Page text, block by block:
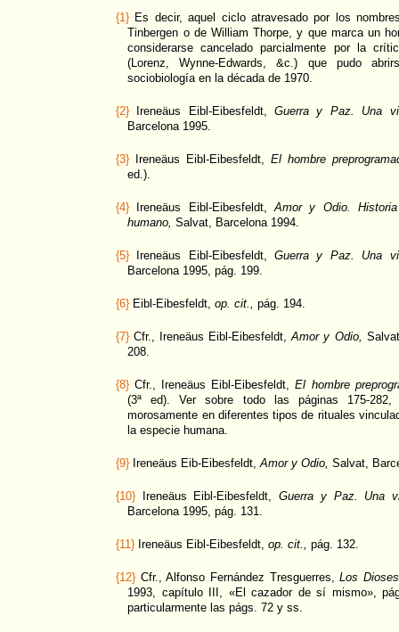
{1} Es decir, aquel ciclo atravesado por los
Tinbergen o de William Thorpe, y que marca un
considerarse cancelado parcialmente por la
(Lorenz, Wynne-Edwards, &c.) que pudo
sociobiología en la década de 1970.
{2} Ireneäus Eibl-Eibesfeldt,Guerra y Paz. Una
Barcelona 1995.
{3} Ireneäus Eibl-Eibesfeldt, El hombre
ed.).
{4} Ireneäus Eibl-Eibesfeldt, Amor y Odio.
humano, Salvat, Barcelona 1994.
{5} Ireneäus Eibl-Eibesfeldt,Guerra y Paz. Una
Barcelona 1995, pág. 199.
{6} Eibl-Eibesfeldt, op. cit., pág. 194.
{7} Cfr., Ireneäus Eibl-Eibesfeldt,Amor y Odio,
208.
{8} Cfr., Ireneäus Eibl-Eibesfeldt,El hombre
(3ª ed). Ver sobre todo las páginas 175-
morosamente en diferentes tipos de rituales
la especie humana.
{9} Ireneäus Eib-Eibesfeldt, Amor y Odio, Salvat,
{10} Ireneäus Eibl-Eibesfeldt,Guerra y Paz. Una
Barcelona 1995, pág. 131.
{11} Ireneäus Eibl-Eibesfeldt, op. cit., pág. 132.
{12} Cfr., Alfonso Fernández Tresguerres,Los
1993, capítulo III, «El cazador de sí mismo»,
particularmente las págs. 72 y ss.